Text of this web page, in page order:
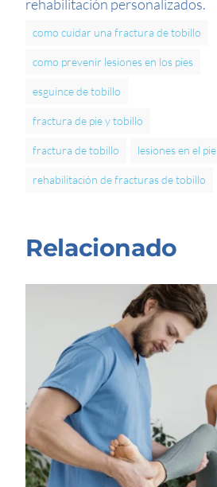
rehabilitación personalizados.
como cuidar una fractura de tobillo
como prevenir lesiones en los pies
esguince de tobillo
fractura de pie y tobillo
fractura de tobillo lesiones en el pie
rehabilitación de fracturas de tobillo
Relacionado